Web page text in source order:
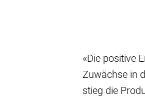
«Die positive
Zuwächse in
stieg die